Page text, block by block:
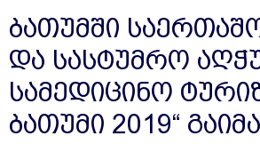
ბათუმში
და სასტუმრო
სამედიცინო
ბათუმი 2019“